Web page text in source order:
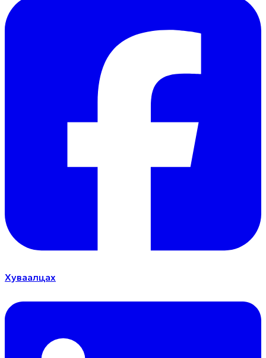
Хуваалцах